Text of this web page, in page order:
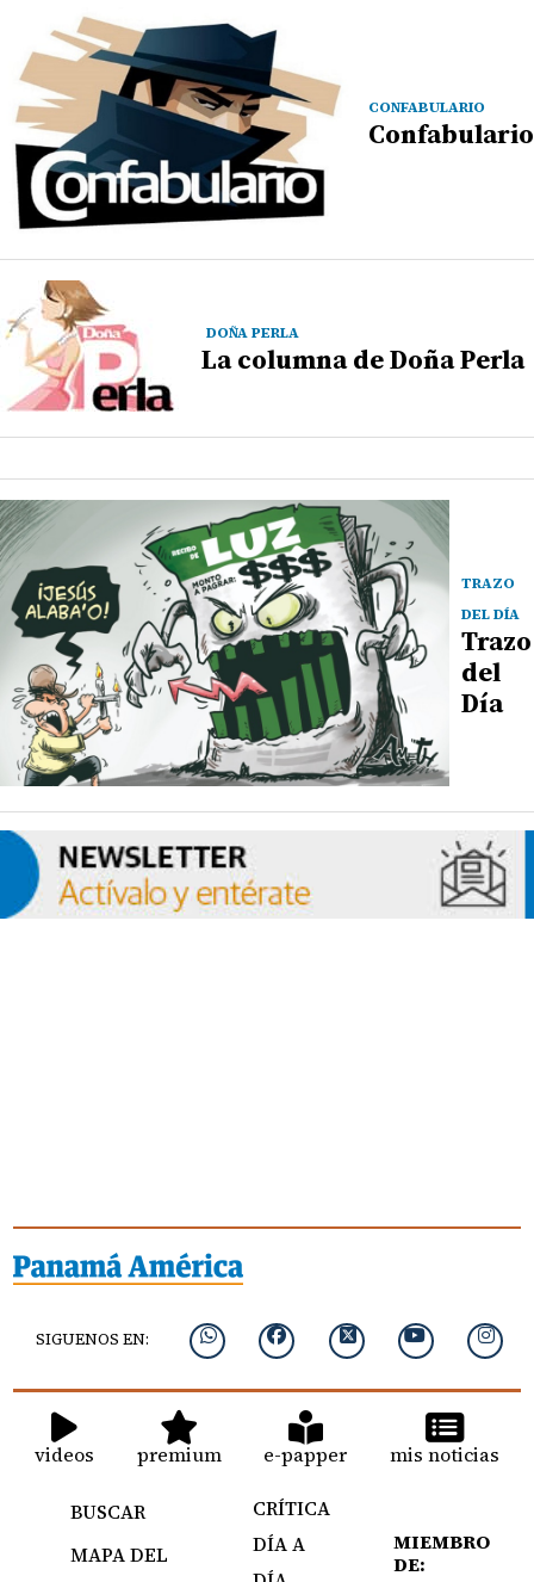
CONFABULARIO
Confabulario
DOÑA PERLA
La columna de Doña Perla
TRAZO
DEL DÍA
Trazo
del
Día
SIGUENOS EN:
videos premium e-papper mis noticias
BUSCAR
MAPA DEL
CRÍTICA
DÍA A
MIEMBRO
DE: